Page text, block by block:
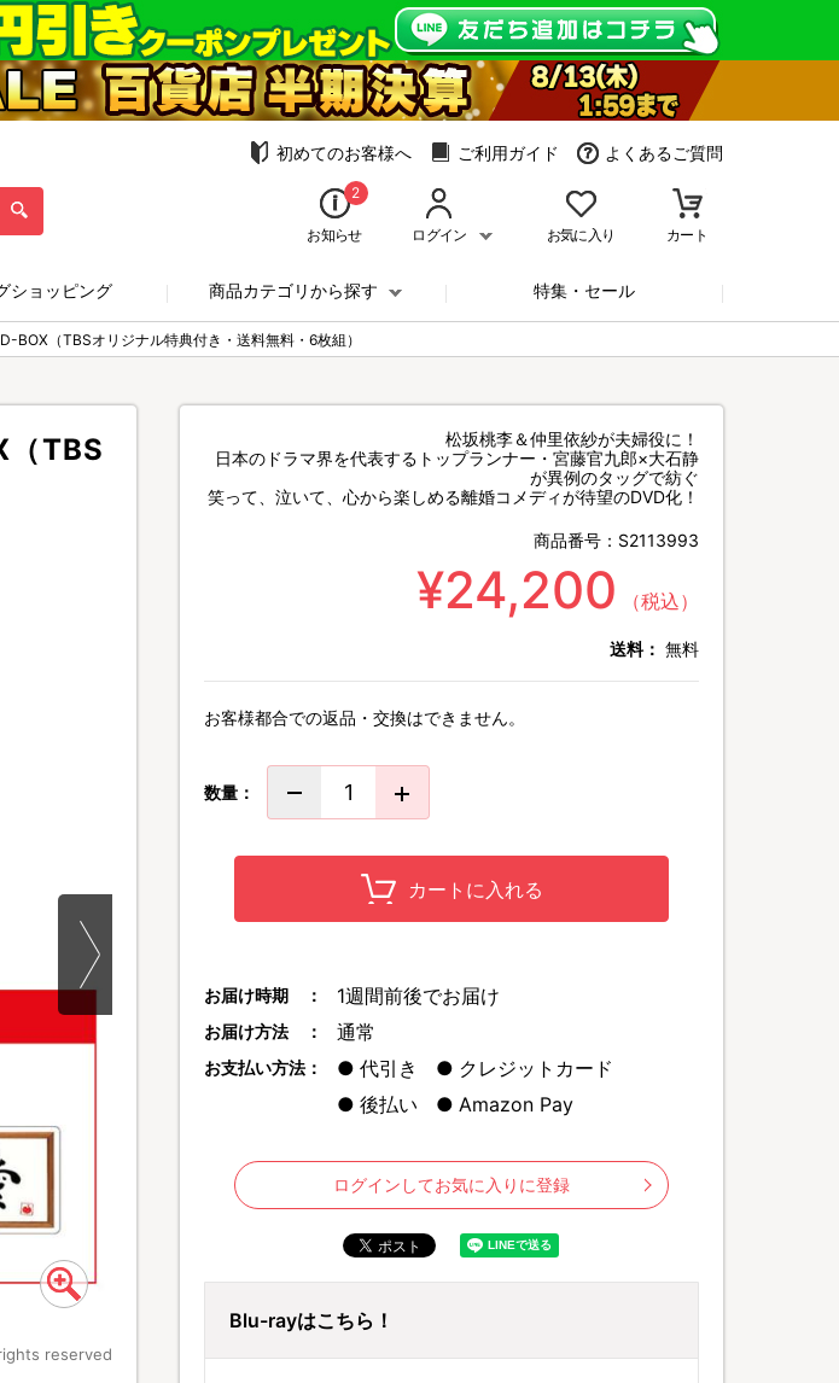
初めてのお客様へ ご利用ガイド よくあるご質問
2
お知らせ ログイン お気に入り カート
ショッピング 商品カテゴリから探す 特集・セール
BOX（TBSオリジナル特典付き・送料無料・6枚組）
TBS
reserved
松坂桃李＆仲里依紗が夫婦役に！
日本のドラマ界を代表するトップランナー・宮藤官九郎×大石静
が異例のタッグで紡ぐ
笑って、泣いて、心から楽しめる離婚コメディが待望のDVD化！
商品番号： S2113993
¥24,200 （税込）
送料： 無料
お客様都合での返品・交換はできません。
数量：
カートに入れる
お届け時期 ： 1週間前後でお届け
お届け方法 ： 通常
お支払い方法： 代引き
クレジットカード
後払い
Amazon Pay
ログインしてお気に入りに登録
Blu-rayはこちら！